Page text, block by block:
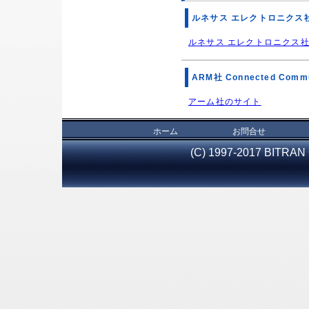
ルネサス エレクトロニクス
ルネサス エレクトロニクス
ARM社 Connected
アーム社のサイト
ホーム お問合せ
(C) 1997-2017 BITRAN